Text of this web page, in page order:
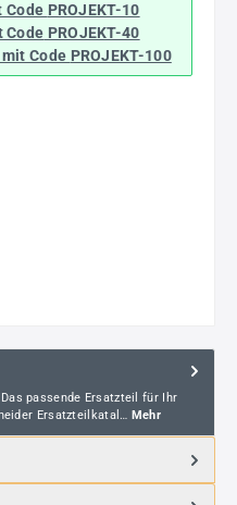
Code PROJEKT-10
Code PROJEKT-40
Code PROJEKT-100
passende Ersatzteil für Ihr
Ersatzteilkatal… Mehr